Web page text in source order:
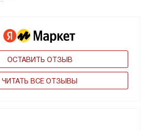
ОСТАВИТЬ ОТЗЫВ
ЧИТАТЬ ВСЕ ОТЗЫВЫ